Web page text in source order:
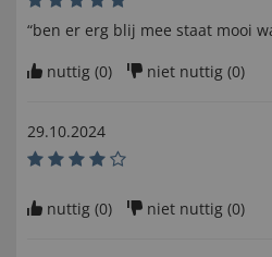
“ben er erg blij mee staat mooi
nuttig (0) niet nuttig (0)
29.10.2024
nuttig (0) niet nuttig (0)